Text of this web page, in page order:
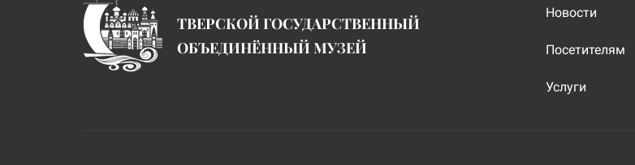
ТВЕРСКОЙ ГОСУДАРСТВЕННЫЙ
ОБЪЕДИНЁННЫЙ МУЗЕЙ
Новости
Посетителям
Услуги